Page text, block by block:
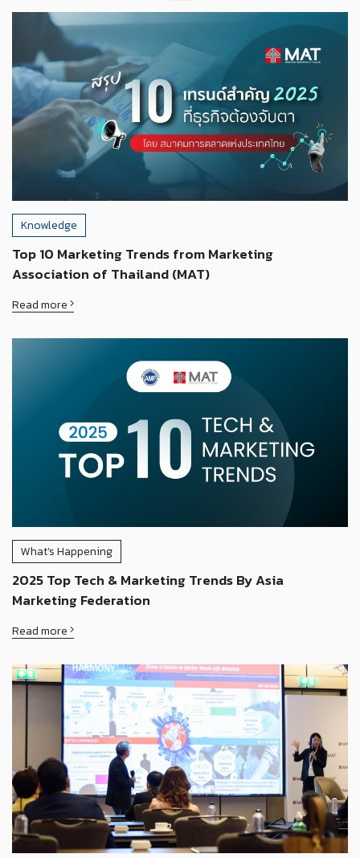
Knowledge
Top 10 Marketing Trends from Marketing
Association of Thailand (MAT)
Read more
What’s Happening
2025 Top Tech & Marketing Trends By Asia
Marketing Federation
Read more